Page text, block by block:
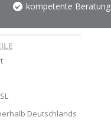
kompetente Beratung
Deutschlands